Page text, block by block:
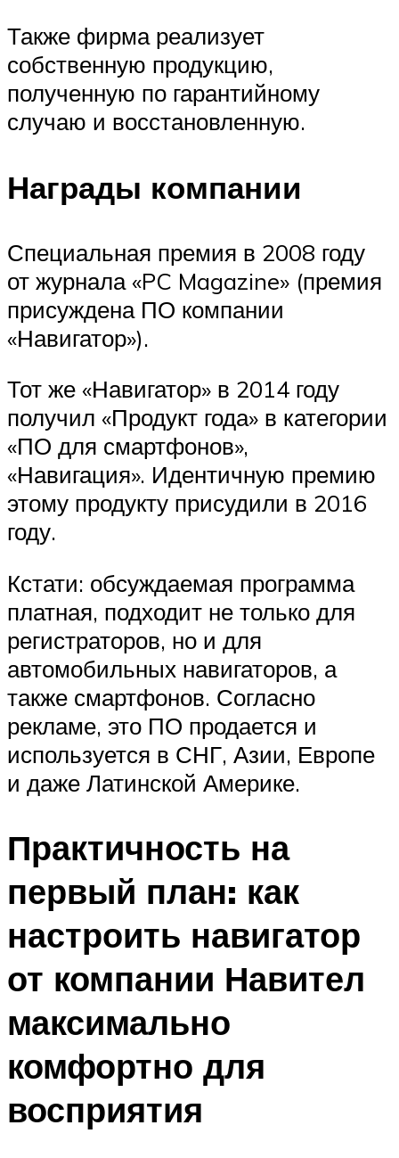
Также фирма реализует
собственную продукцию,
полученную по гарантийному
случаю и восстановленную.
Награды компании
Специальная премия в 2008 году
от журнала «PC Magazine» (премия
присуждена ПО компании
«Навигатор»).
Тот же «Навигатор» в 2014 году
получил «Продукт года» в категории
«ПО для смартфонов»,
«Навигация». Идентичную премию
этому продукту присудили в 2016
году.
Кстати: обсуждаемая программа
платная, подходит не только для
регистраторов, но и для
автомобильных навигаторов, а
также смартфонов. Согласно
рекламе, это ПО продается и
используется в СНГ, Азии, Европе
и даже Латинской Америке.
Практичность на
первый план: как
настроить навигатор
от компании Навител
максимально
комфортно для
восприятия